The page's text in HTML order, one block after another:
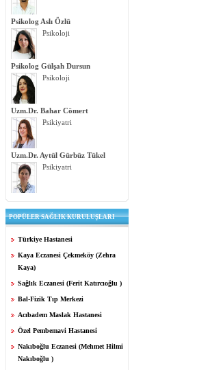
Psikolog Aslı Özlü
Psikoloji
Psikolog Gülşah Dursun
Psikoloji
Uzm.Dr. Bahar Cömert
Psikiyatri
Uzm.Dr. Aytül Gürbüz Tükel
Psikiyatri
POPÜLER SAĞLIK KURULUŞLARI
Türkiye Hastanesi
Kaya Eczanesi Çekmeköy (Zehra
Kaya)
Sağlık Eczanesi (Ferit Katırcıoğlu )
Bal-Fizik Tıp Merkezi
Acıbadem Maslak Hastanesi
Özel Pembemavi Hastanesi
Nakıboğlu Eczanesi (Mehmet Hilmi
Nakıboğlu )